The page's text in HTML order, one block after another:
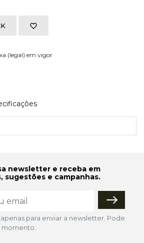
(legal) em vigor
newsletter e receba em
sugestões e campanhas.
para enviar a newsletter. Pode
momento.